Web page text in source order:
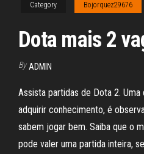
Category Bojorquez29676
Dota mais 2
By ADMIN
Assista partidas de Dota 2.
adquirir conhecimento, é
sabem jogar bem. Saiba que o
pode valer uma partida inteira,